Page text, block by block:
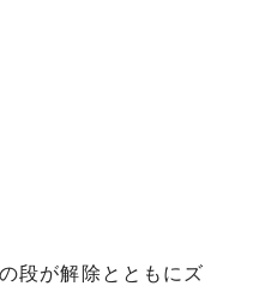
段が解除とともにズ